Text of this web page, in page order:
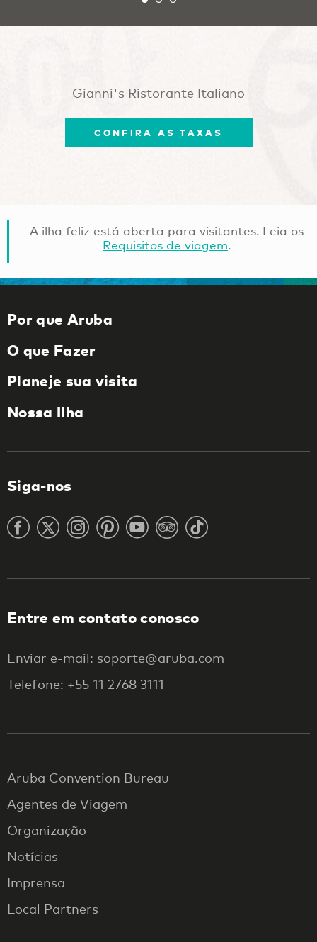
Gianni's Ristorante Italiano
CONFIRA AS TAXAS
A ilha feliz está aberta para visitantes. Leia os
Requisitos de viagem.
Por que Aruba
O que Fazer
Planeje sua visita
Nossa Ilha
Siga-nos
Entre em contato conosco
Enviar e-mail: soporte@aruba.com
Telefone: +55 11 2768 3111
Aruba Convention Bureau
Agentes de Viagem
Organização
Notícias
Imprensa
Local Partners